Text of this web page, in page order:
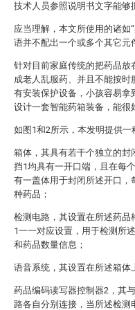
技术人员参照说明书文字能够
应当理解，本文所使用的诸如
语并不配出一个或多个其它元
针对目前家庭传统的把药品放
成老人乱服药、并且不能按
有安装保护设备，小孩容易拿
设计一套智能药箱装备，能很
如图1和2所示，本发明提供一
箱体，其具有若干个独立的封
挡1均具有一开口端，且在每
有一盖体用于封闭所述开口，
种药品；
检测电路，其设置在所述药品
1一一对应设置，用于检测所
和药品数量信息；
语音系统，其设置在所述箱体
药品编码读写器控制器2，其
路各自分别连接，当所述检测